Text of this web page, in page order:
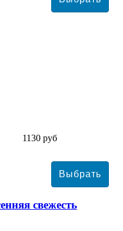
1130 руб
свежесть